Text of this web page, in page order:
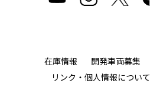
在庫情報 開発車両募集
リンク・個人情報について